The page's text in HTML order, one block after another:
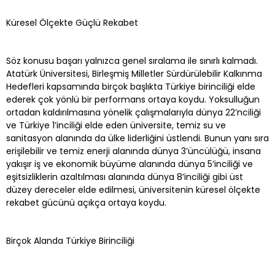
Küresel Ölçekte Güçlü Rekabet
Söz konusu başarı yalnızca genel sıralama ile sınırlı kalmadı.
Atatürk Üniversitesi, Birleşmiş Milletler Sürdürülebilir Kalkınma
Hedefleri kapsamında birçok başlıkta Türkiye birinciliği elde
ederek çok yönlü bir performans ortaya koydu. Yoksulluğun
ortadan kaldırılmasına yönelik çalışmalarıyla dünya 22’nciliği
ve Türkiye 1’inciliği elde eden üniversite, temiz su ve
sanitasyon alanında da ülke liderliğini üstlendi. Bunun yanı sıra
erişilebilir ve temiz enerji alanında dünya 3’üncülüğü, insana
yakışır iş ve ekonomik büyüme alanında dünya 5’inciliği ve
eşitsizliklerin azaltılması alanında dünya 8’inciliği gibi üst
düzey dereceler elde edilmesi, üniversitenin küresel ölçekte
rekabet gücünü açıkça ortaya koydu.
Birçok Alanda Türkiye Birinciliği